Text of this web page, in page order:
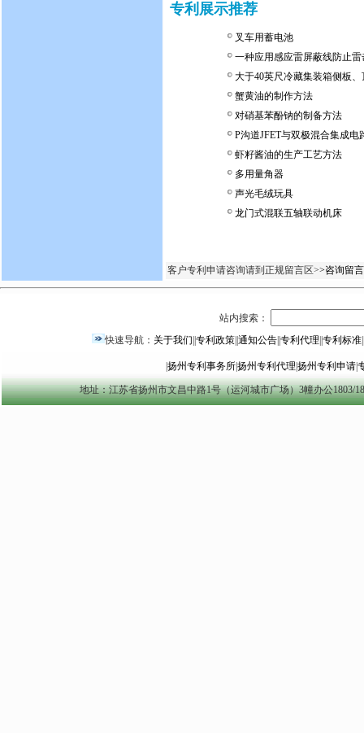
专利展示推荐
叉车用蓄电池
一种应用感应雷屏蔽线防止
大于40英尺冷藏集装箱侧板
蟹黄油的制作方法
对硝基苯酚钠的制备方法
P沟道JFET与双极混合集成电
虾籽酱油的生产工艺方法
多用量角器
声光毛绒玩具
龙门式混联五轴联动机床
客户专利申请咨询请到正规留言区>>咨询留言
站内搜索：
快速导航： 关于我们 专利政策 通知公告 专利代理 专利标准
扬州专利事务所|扬州专利代理 扬州专利申请|
地址：江苏省扬州市文昌中路1号（运河城市广场）3幢办公1803/